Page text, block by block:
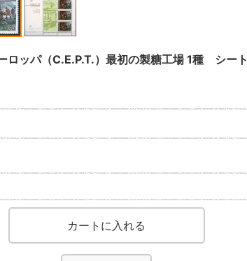
ッパ（C.E.P.T.）最初の製糖工場 1種 シート